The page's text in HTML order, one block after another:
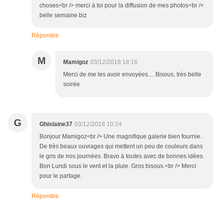
choses<br /> merci à toi pour la diffusion de mes photos<br />
belle semaine biz
Répondre
M Mamigoz 03/12/2018 18:16
Merci de me les avoir envoyées.... Bisous, très belle
soirée
G Ghislaine37 03/12/2018 10:24
Bonjour Mamigoz<br /> Une magnifique galerie bien fournie.
De très beaux ouvrages qui mettent un peu de couleurs dans
le gris de nos journées. Bravo à toutes avec de bonnes idées.
Bon Lundi sous le vent et la pluie. Gros bisous.<br /> Merci
pour le partage.
Répondre